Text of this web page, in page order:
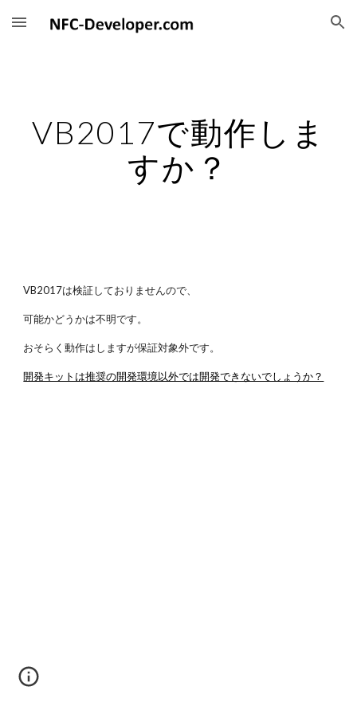
Skip to main content Skip to navigation
VB2017で動作しま
すか？
VB2017は検証しておりませんので、
可能かどうかは不明です。
おそらく動作はしますが保証対象外です。
開発キットは推奨の開発環境以外では開発できないでしょうか？